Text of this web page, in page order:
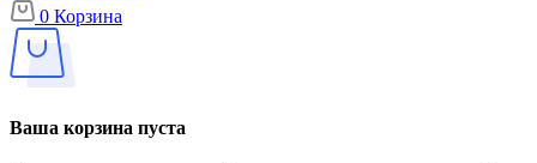
0 Корзина
Ваша корзина пуста